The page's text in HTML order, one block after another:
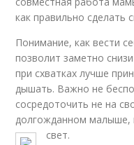
как правильно сделать
Понимание, как вести
позволит заметно
при схватках лучше
дышать. Важно не
сосредоточить не на
долгожданном малыше,
свет.